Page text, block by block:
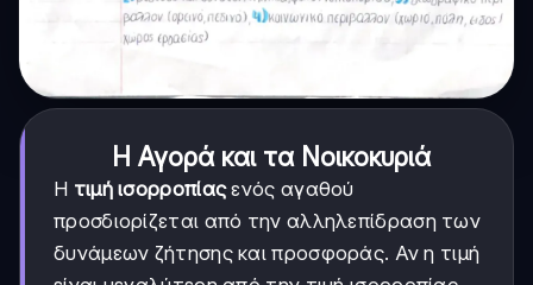
Η Αγορά και τα Νοικοκυριά
Η τιμή ισορροπίαςενός αγαθού
προσδιορίζεται από την αλληλεπίδραση των
δυνάμεων ζήτησης και προσφοράς. Αν η τιμή